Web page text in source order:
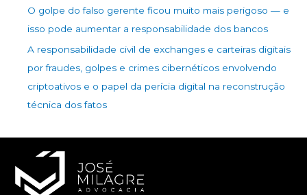
O golpe do falso gerente ficou muito mais perigoso — e
isso pode aumentar a responsabilidade dos bancos
A responsabilidade civil de exchanges e carteiras digitais
por fraudes, golpes e crimes cibernéticos envolvendo
criptoativos e o papel da perícia digital na reconstrução
técnica dos fatos